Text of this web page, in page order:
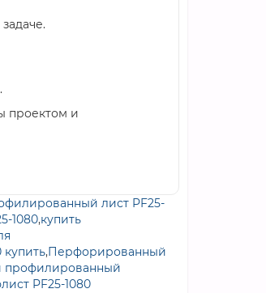
проектом и
лист PF25-
1080,купить
,Перфорированный
профилированный
PF25-1080